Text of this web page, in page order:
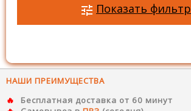
Показать фильтр
НАШИ ПРЕИМУЩЕСТВА
Бесплатная доставка от 60 минут